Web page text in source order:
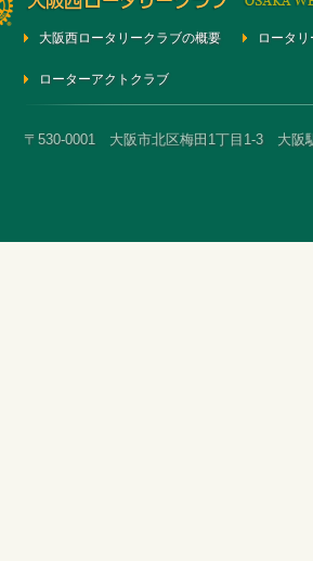
大阪西ロータリークラブの概要 ロータ
ローターアクトクラブ
〒530-0001 大阪市北区梅田1丁目1-3 大阪